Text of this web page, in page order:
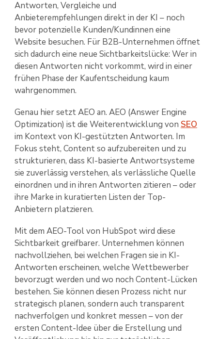
Antworten, Vergleiche und
Anbieterempfehlungen direkt in der KI – noch
bevor potenzielle Kunden/Kundinnen eine
Website besuchen. Für B2B-Unternehmen öffnet
sich dadurch eine neue Sichtbarkeitslücke: Wer in
diesen Antworten nicht vorkommt, wird in einer
frühen Phase der Kaufentscheidung kaum
wahrgenommen.
Genau hier setzt AEO an. AEO (Answer Engine
Optimization) ist die Weiterentwicklung von SEO
im Kontext von KI-gestützten Antworten. Im
Fokus steht, Content so aufzubereiten und zu
strukturieren, dass KI-basierte Antwortsysteme
sie zuverlässig verstehen, als verlässliche Quelle
einordnen und in ihren Antworten zitieren – oder
ihre Marke in kuratierten Listen der Top-
Anbietern platzieren.
Mit dem AEO-Tool von HubSpot wird diese
Sichtbarkeit greifbarer. Unternehmen können
nachvollziehen, bei welchen Fragen sie in KI-
Antworten erscheinen, welche Wettbewerber
bevorzugt werden und wo noch Content-Lücken
bestehen. Sie können diesen Prozess nicht nur
strategisch planen, sondern auch transparent
nachverfolgen und konkret messen – von der
ersten Content-Idee über die Erstellung und